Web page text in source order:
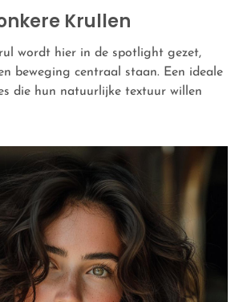
Krullen
wordt hier in de spotlight gezet,
beweging centraal staan. Een ideale
die hun natuurlijke textuur willen